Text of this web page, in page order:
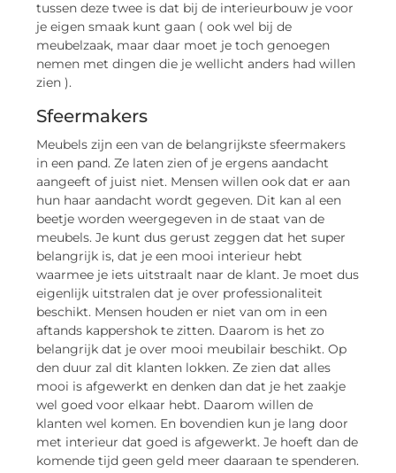
tussen deze twee is dat bij de interieurbouw je voor
je eigen smaak kunt gaan ( ook wel bij de
meubelzaak, maar daar moet je toch genoegen
nemen met dingen die je wellicht anders had willen
zien ).
Sfeermakers
Meubels zijn een van de belangrijkste sfeermakers
in een pand. Ze laten zien of je ergens aandacht
aangeeft of juist niet. Mensen willen ook dat er aan
hun haar aandacht wordt gegeven. Dit kan al een
beetje worden weergegeven in de staat van de
meubels. Je kunt dus gerust zeggen dat het super
belangrijk is, dat je een mooi interieur hebt
waarmee je iets uitstraalt naar de klant. Je moet dus
eigenlijk uitstralen dat je over professionaliteit
beschikt. Mensen houden er niet van om in een
aftands kappershok te zitten. Daarom is het zo
belangrijk dat je over mooi meubilair beschikt. Op
den duur zal dit klanten lokken. Ze zien dat alles
mooi is afgewerkt en denken dan dat je het zaakje
wel goed voor elkaar hebt. Daarom willen de
klanten wel komen. En bovendien kun je lang door
met interieur dat goed is afgewerkt. Je hoeft dan de
komende tijd geen geld meer daaraan te spenderen.